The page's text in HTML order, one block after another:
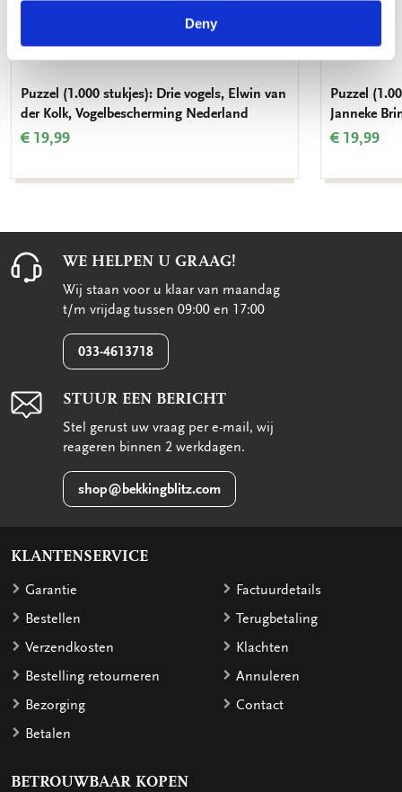
Deny
Puzzel (1.000 stukjes): Drie vogels, Elwin van
der Kolk, Vogelbescherming Nederland
€ 19,99
Puzzel
Janneke
€ 19,99
WE HELPEN U GRAAG!
Wij staan voor u klaar van maandag
t/m vrijdag tussen 09:00 en 17:00
033-4613718
STUUR EEN BERICHT
Stel gerust uw vraag per e-mail, wij
reageren binnen 2 werkdagen.
shop@bekkingblitz.com
KLANTENSERVICE
Garantie
Bestellen
Verzendkosten
Bestelling retourneren
Bezorging
Betalen
Factuurdetails
Terugbetaling
Klachten
Annuleren
Contact
BETROUWBAAR KOPEN